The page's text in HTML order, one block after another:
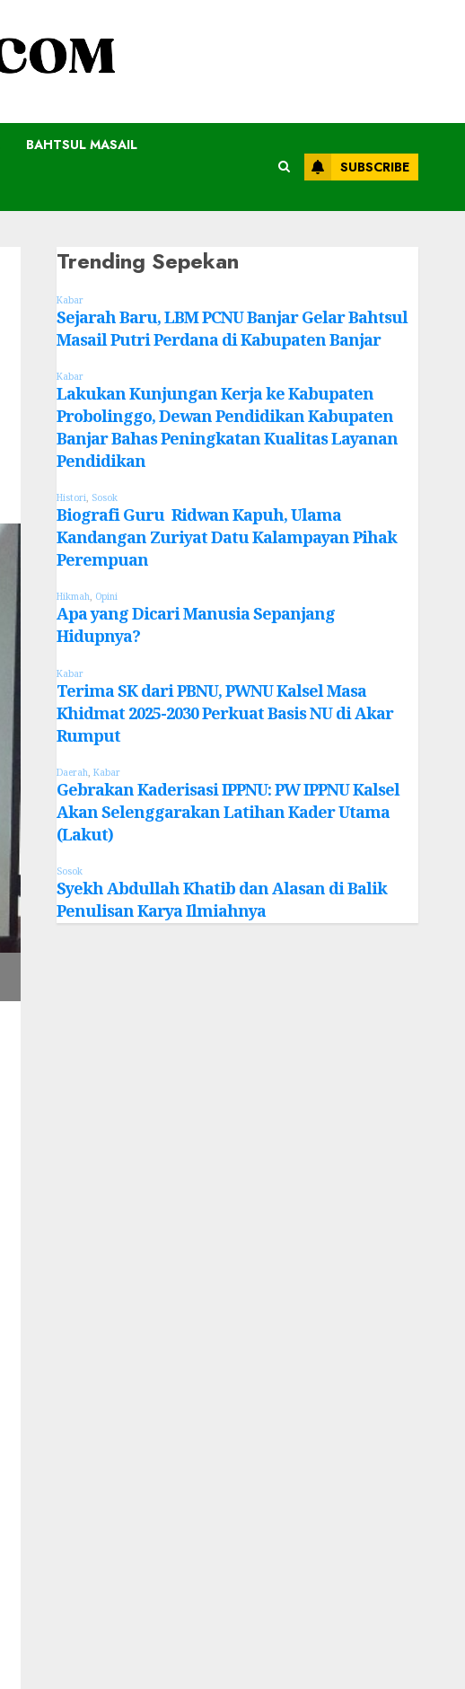
BAHTSUL MASAIL
SUBSCRIBE
Trending Sepekan
Kabar
Sejarah Baru, LBM PCNU Banjar Gelar Bahtsul
Masail Putri Perdana di Kabupaten Banjar
Kabar
Lakukan Kunjungan Kerja ke Kabupaten
Probolinggo, Dewan Pendidikan Kabupaten
Banjar Bahas Peningkatan Kualitas Layanan
Pendidikan
Histori, Sosok
Biografi Guru Ridwan Kapuh, Ulama
Kandangan Zuriyat Datu Kalampayan Pihak
Perempuan
Hikmah, Opini
Apa yang Dicari Manusia Sepanjang
Hidupnya?
Kabar
Terima SK dari PBNU, PWNU Kalsel Masa
Khidmat 2025-2030 Perkuat Basis NU di Akar
Rumput
Daerah Kabar
Gebrakan Kaderisasi IPPNU: PW IPPNU Kalsel
Akan Selenggarakan Latihan Kader Utama
(Lakut)
Sosok
Syekh Abdullah Khatib dan Alasan di Balik
Penulisan Karya Ilmiahnya